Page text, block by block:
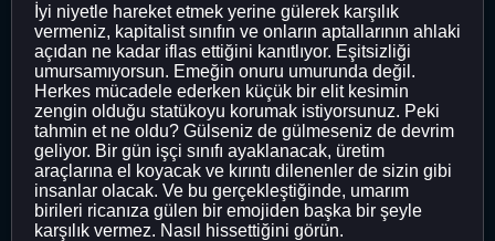
İyi niyetle hareket etmek yerine gülerek karşılık
vermeniz, kapitalist sınıfın ve onların aptallarının ahlaki
açıdan ne kadar iflas ettiğini kanıtlıyor. Eşitsizliği
umursamıyorsun. Emeğin onuru umurunda değil.
Herkes mücadele ederken küçük bir elit kesimin
zengin olduğu statükoyu korumak istiyorsunuz. Peki
tahmin et ne oldu? Gülseniz de gülmeseniz de devrim
geliyor. Bir gün işçi sınıfı ayaklanacak, üretim
araçlarına el koyacak ve kırıntı dilenenler de sizin gibi
insanlar olacak. Ve bu gerçekleştiğinde, umarım
birileri ricanıza gülen bir emojiden başka bir şeyle
karşılık vermez. Nasıl hissettiğini görün.